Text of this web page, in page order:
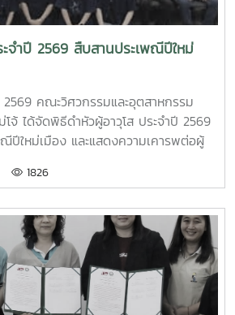
Narkprasom, Dean of the
and Agro-Industry, Maejo
with faculty administrators,
from the Agricultural
Food Engineering Program, Food
Programs, and Faculty of
Professor Ken’ichi Yano
Yano currently serves as
of the Intelligent Robotics
of Mechanical Engineering,
visit aimed to strengthen academic
future opportunities for
between the two
มและอุตสาหกรรมเกษตรยังได้ส่ง
ภายในงาน อาทิ การประกวดลาบเมือง
มการแปรรูปผลิตผลทางการเกษตรเป็น
ท้องถิ่น ซึ่งแสดงถึงศักยภาพและความ
กรคณะฯ การเข้าร่วมกิจกรรมในครั้งนี้
ความสามัคคี และการสืบสานวัฒนธรรม
ะวิศวกรรมและอุตสาหกรรมเกษตร
จำปี 2569 สืบสานประเพณีปีใหม่
คณะวิศวกรรมและอุตสาหกรรม
จ้ ได้จัดพิธีดำหัวผู้อาวุโส ประจำปี 2569
ปีใหม่เมือง และแสดงความเคารพต่อผู้
ดร.เทพ พงษ์พานิช นายกสภา
ดประสบการณ์ในการมีส่วนร่วมจัดตั้ง
แหน่งผู้บริหารมหาวิทยาลัย สะท้อนถึง
นสำคัญของการพัฒนาคณะจนถึงปัจจุบัน
าจารย์ กิตติพงษ์ วุฒิจำนงค์ ตัวแทนผู้
คลากรรุ่นปัจจุบัน โดยเน้นย้ำถึงความ
1826